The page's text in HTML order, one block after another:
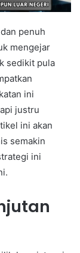
penuh
mengejar
sedikit pula
ini
justru
ini akan
semakin
ini